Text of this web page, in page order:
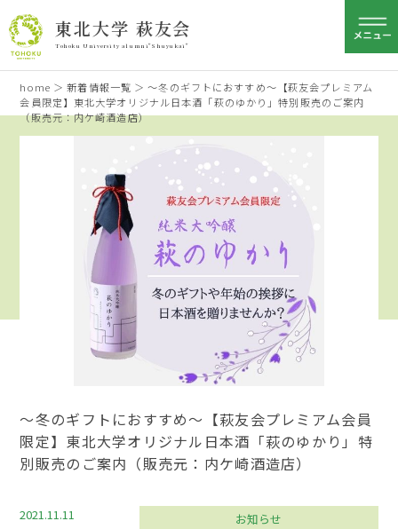
東北大学 萩友会
Tohoku University alumni"Shuyukai"
home ＞新着情報一覧 ＞ ～冬のギフトにおすすめ～【萩友会プレミアム
会員限定】東北大学オリジナル日本酒「萩のゆかり」特別販売のご案内
（販売元：内ケ崎酒造店）
～冬のギフトにおすすめ～【萩友会プレミアム会員
限定】東北大学オリジナル日本酒「萩のゆかり」特
別販売のご案内（販売元：内ケ崎酒造店）
2021.11.11
お知らせ